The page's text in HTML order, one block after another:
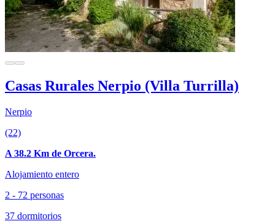
Casas Rurales Nerpio (Villa Turrilla)
Nerpio
(22)
A 38.2 Km de Orcera.
Alojamiento entero
2 - 72 personas
37 dormitorios